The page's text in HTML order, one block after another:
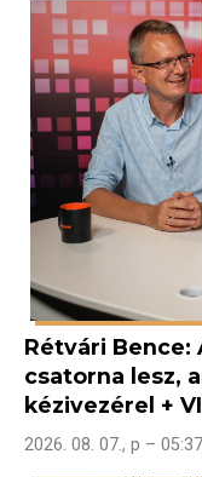
Rétvári Bence:
csatorna lesz,
kézivezérel +
2026. 08. 07., p – 05:37